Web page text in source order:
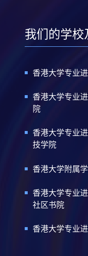
我们的学校
香港大学专业
香港大学专业
院
香港大学专业
技学院
香港大学附属
香港大学专业
社区书院
香港大学专业